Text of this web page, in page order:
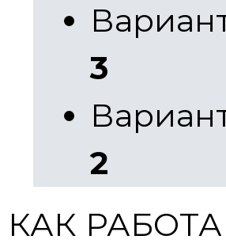
3
2
КАК